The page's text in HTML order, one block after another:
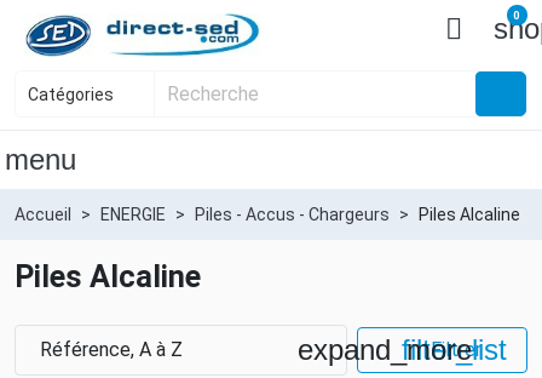
 0
menu
Accueil ENERGIE Piles - Accus - Chargeurs Piles Alcaline
Piles Alcaline
Référence, A à Z expand_more
filter_list
Filtrer